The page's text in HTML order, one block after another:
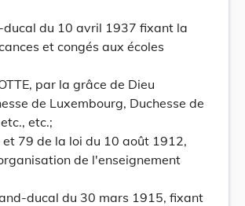
du 10 avril 1937 fixant la
et congés aux écoles
par la grâce de Dieu
de Luxembourg, Duchesse de
etc.;
79 de la loi du 10 août 1912,
de l'enseignement
ducal du 30 mars 1915, fixant